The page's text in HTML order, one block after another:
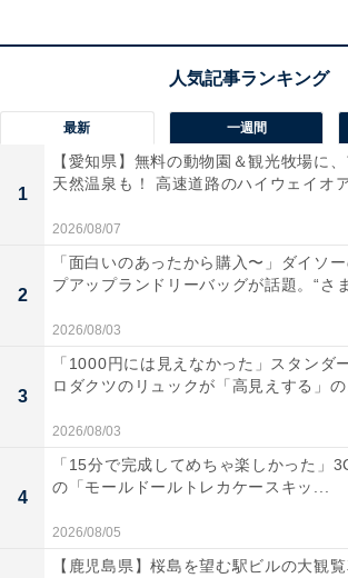
最新 一週間
1
【愛知県】無料の動物園＆観光牧場に
天然温泉も！ 高速道路のハイウェイオ
2026/08/07
2
「面白いのあったから購入〜」ダイソ
プアップランドリーバッグが話題。“さ
2026/08/03
3
「1000円には見えなかった」スタンダ
ロダクツのリュックが「高見えする」
2026/08/03
4
「15分で完成してめちゃ楽しかった」
の「モールドールトレカケースキッ...
2026/08/05
【鹿児島県】桜島を望む駅ビルの大観覧